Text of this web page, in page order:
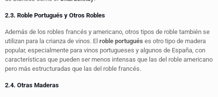
2.3. Roble Portugués y Otros Robles
Además de los robles francés y americano, otros tipos de roble también se
utilizan para la crianza de vinos. El roble portugués es otro tipo de madera
popular, especialmente para vinos portugueses y algunos de España, con
características que pueden ser menos intensas que las del roble americano
pero más estructuradas que las del roble francés.
2.4. Otras Maderas